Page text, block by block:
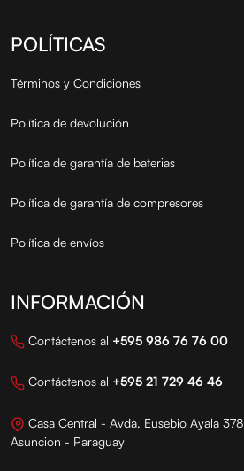
POLÍTICAS
Términos y Condiciones
Política de devolución
Política de garantía de baterias
Política de garantía de compresores
Política de envíos
INFORMACIÓN
Contáctenos al +595 986 76 76 00
Contáctenos al +595 21 729 46 46
Casa Central - Avda. Eusebio Ayala
Asuncion - Paraguay